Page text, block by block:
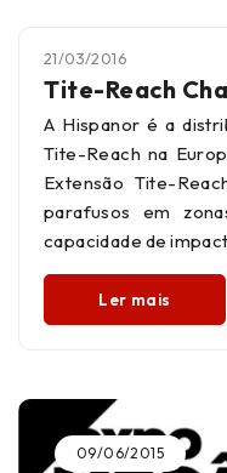
21/03/2016
Tite-Reach
A Hispanor é a
Tite-Reach na
Extensão Tite-
parafusos em
capacidade de
Ler mais
09/06/2015